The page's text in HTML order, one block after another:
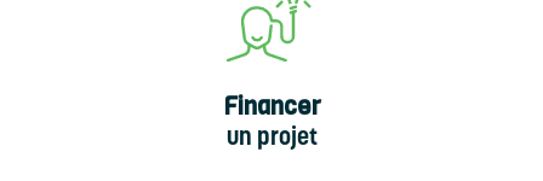
Financer
un projet